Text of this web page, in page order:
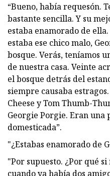
“Bueno, había requesón.
bastante sencilla. Y su
estaba enamorado de
estaba ese chico malo,
bosque. Verás, teníamos
de nuestra casa. Veinte
el bosque detrás del
siempre causaba
Cheese y Tom Thumb-
Georgie Porgie. Eran una
domesticada”.
"¿Estabas enamorado de
"Por supuesto. ¿Por qué
cuando ya había dos